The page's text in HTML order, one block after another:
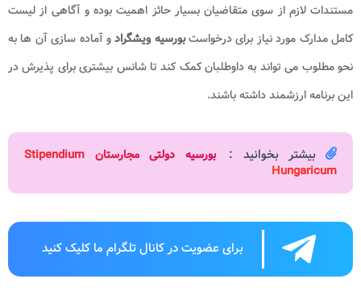
مستندات لازم از سوی متقاضیان بسیار حائز اهمیت بوده و آگاهی از لیست
کامل مدارک مورد نیاز برای درخواستبورسیه ویشگرادو آماده سازی آن ‌ها به
نحو مطلوب می‌ تواند به داوطلبان کمک کند تا شانس بیشتری برای پذیرش در
این برنامه ارزشمند داشته باشند.
بیشتر بخوانید :
بورسیه دولتی مجارستان Stipendium
Hungaricum
برای عضویت در کانال تلگرام ما کلیک کنید